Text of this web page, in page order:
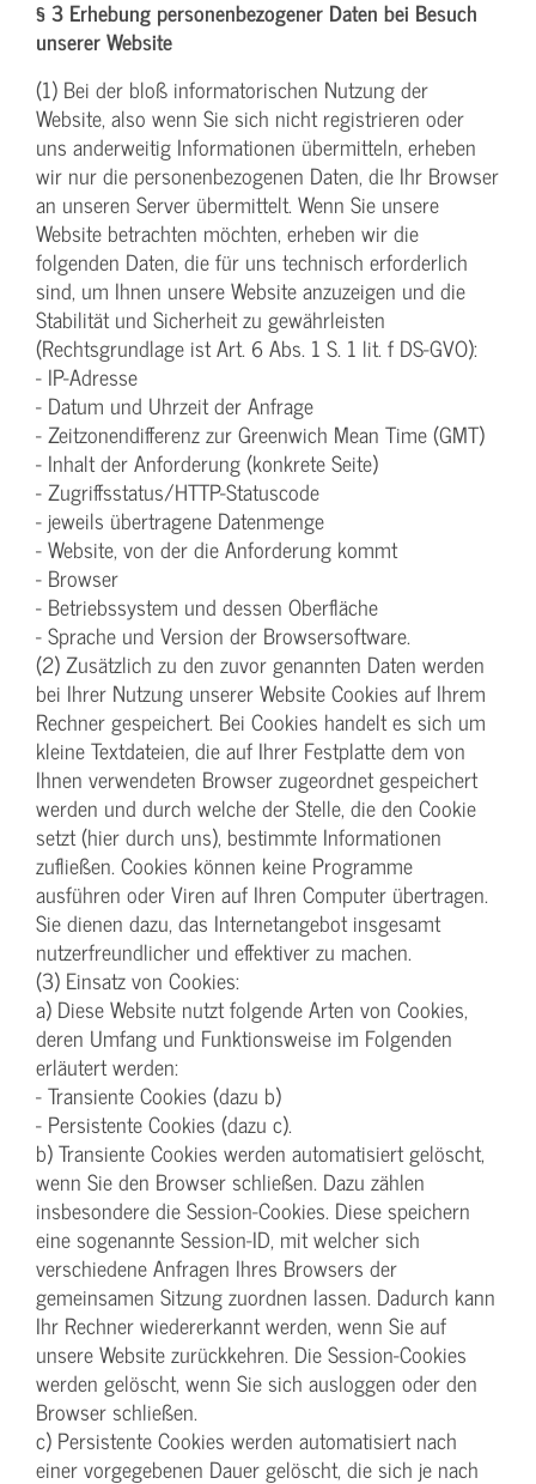
§ 3 Erhebung personenbezogener Daten bei Besuch
unserer Website
(1) Bei der bloß informatorischen Nutzung der
Website, also wenn Sie sich nicht registrieren oder
uns anderweitig Informationen übermitteln, erheben
wir nur die personenbezogenen Daten, die Ihr Browser
an unseren Server übermittelt. Wenn Sie unsere
Website betrachten möchten, erheben wir die
folgenden Daten, die für uns technisch erforderlich
sind, um Ihnen unsere Website anzuzeigen und die
Stabilität und Sicherheit zu gewährleisten
(Rechtsgrundlage ist Art. 6 Abs. 1 S. 1 lit. f DS-GVO):
- IP-Adresse
- Datum und Uhrzeit der Anfrage
- Zeitzonendifferenz zur Greenwich Mean Time (GMT)
- Inhalt der Anforderung (konkrete Seite)
- Zugriffsstatus/HTTP-Statuscode
- jeweils übertragene Datenmenge
- Website, von der die Anforderung kommt
- Browser
- Betriebssystem und dessen Oberfläche
- Sprache und Version der Browsersoftware.
(2) Zusätzlich zu den zuvor genannten Daten werden
bei Ihrer Nutzung unserer Website Cookies auf Ihrem
Rechner gespeichert. Bei Cookies handelt es sich um
kleine Textdateien, die auf Ihrer Festplatte dem von
Ihnen verwendeten Browser zugeordnet gespeichert
werden und durch welche der Stelle, die den Cookie
setzt (hier durch uns), bestimmte Informationen
zufließen. Cookies können keine Programme
ausführen oder Viren auf Ihren Computer übertragen.
Sie dienen dazu, das Internetangebot insgesamt
nutzerfreundlicher und effektiver zu machen.
(3) Einsatz von Cookies:
a) Diese Website nutzt folgende Arten von Cookies,
deren Umfang und Funktionsweise im Folgenden
erläutert werden:
- Transiente Cookies (dazu b)
- Persistente Cookies (dazu c).
b) Transiente Cookies werden automatisiert gelöscht,
wenn Sie den Browser schließen. Dazu zählen
insbesondere die Session-Cookies. Diese speichern
eine sogenannte Session-ID, mit welcher sich
verschiedene Anfragen Ihres Browsers der
gemeinsamen Sitzung zuordnen lassen. Dadurch kann
Ihr Rechner wiedererkannt werden, wenn Sie auf
unsere Website zurückkehren. Die Session-Cookies
werden gelöscht, wenn Sie sich ausloggen oder den
Browser schließen.
c) Persistente Cookies werden automatisiert nach
einer vorgegebenen Dauer gelöscht, die sich je nach